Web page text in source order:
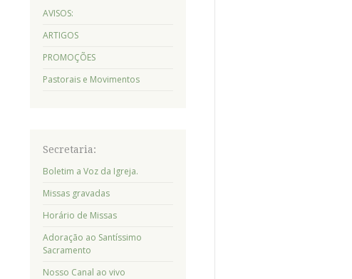
AVISOS:
ARTIGOS
PROMOÇÕES
Pastorais e Movimentos
Secretaria:
Boletim a Voz da Igreja.
Missas gravadas
Horário de Missas
Adoração ao Santíssimo
Sacramento
Nosso Canal ao vivo